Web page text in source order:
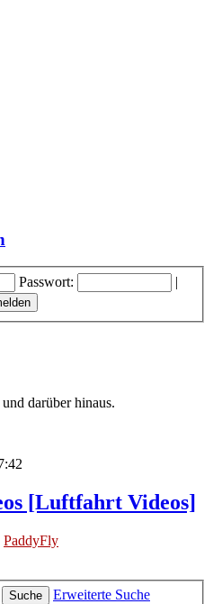
Passwort:
|
darüber hinaus.
[Luftfahrt Videos]
PaddyFly
Suche
Erweiterte Suche